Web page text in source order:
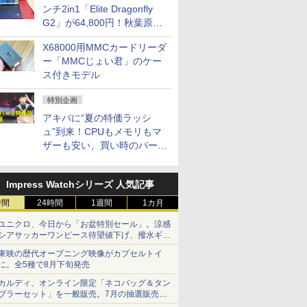
ンチ2in1「Elite Dragonfly
G2」が64,800円！秋葉原で
中古PCセール
X68000用MMCカードリーダ
ー「MMCじょい君」のケー
ス付きモデル
特別企画
アキバに“夏の特価ラッシ
ュ”到来！CPUもメモリもマ
ザーも安い、買い時のパーツ
Impress Watchシリーズ 人気記事
24時間 1週間 1カ月
ニクロ、今日から「お盆特別セール」。涼感
アサッカーワンピース待望値下げ、撥水ギア
ョーツは1990円に
映の歴代オープニング映像がカプセルトイ
。全5種で8月下旬発売
ルディ、オンライン限定「ネコバッグ＆タン
ラーセット」を一般販売。7月の抽選販売の
選無効分